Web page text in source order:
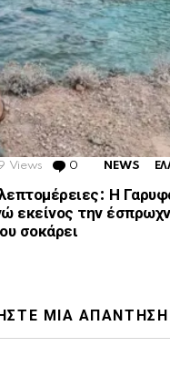
Views 0 Comments
NEWS
Η
εκείνος την
σοκάρει
ΜΙΑ ΑΠΆΝΤΗΣΗ